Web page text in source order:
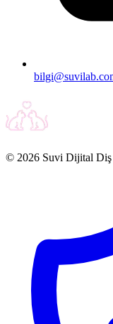
© 2026 Suvi Dijital Diş